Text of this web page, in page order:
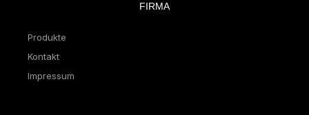
FIRMA
Produkte
Kontakt
Impressum